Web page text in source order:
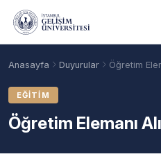
Ana içeriğe geç
Anasayfa Duyurular Öğretim
EĞITIM
Öğretim Elemanı